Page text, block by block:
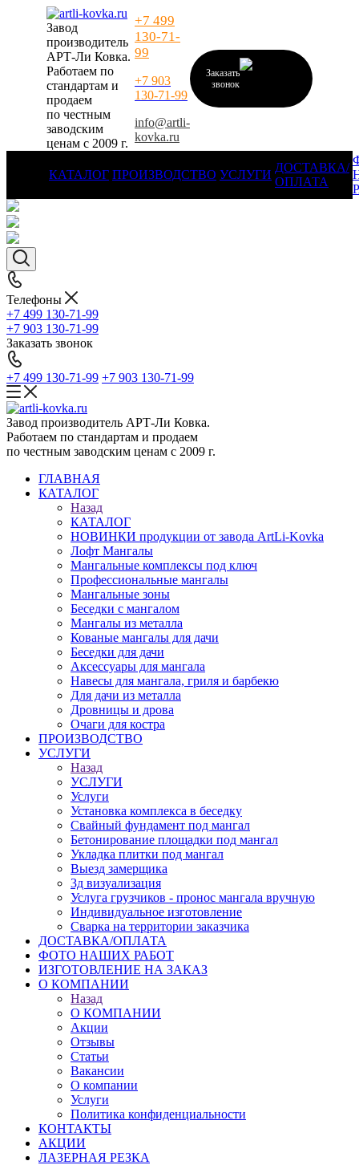
Завод
производитель
АРТ-Ли Ковка.
Работаем по
стандартам и
продаем
по честным
заводским
ценам с 2009 г.
+7 499
130-71-
99
+7 903
130-71-99
info@artli-
kovka.ru
Заказать
звонок
КАТАЛОГ ПРОИЗВОДСТВО УСЛУГИ
ДОСТАВКА/
ОПЛАТА
Телефоны
+7 499 130-71-99
+7 903 130-71-99
Заказать звонок
+7 499 130-71-99 +7 903 130-71-99
Завод производитель АРТ-Ли Ковка.
Работаем по стандартам и продаем
по честным заводским ценам с 2009 г.
ГЛАВНАЯ
КАТАЛОГ
Назад
КАТАЛОГ
НОВИНКИ продукции от завода ArtLi-Kovka
Лофт Мангалы
Мангальные комплексы под ключ
Профессиональные мангалы
Мангальные зоны
Беседки с мангалом
Мангалы из металла
Кованые мангалы для дачи
Беседки для дачи
Аксессуары для мангала
Навесы для мангала, гриля и барбекю
Для дачи из металла
Дровницы и дрова
Очаги для костра
ПРОИЗВОДСТВО
УСЛУГИ
Назад
УСЛУГИ
Услуги
Установка комплекса в беседку
Свайный фундамент под мангал
Бетонирование площадки под мангал
Укладка плитки под мангал
Выезд замерщика
3д визуализация
Услуга грузчиков - пронос мангала вручную
Индивидуальное изготовление
Сварка на территории заказчика
ДОСТАВКА/ОПЛАТА
ФОТО НАШИХ РАБОТ
ИЗГОТОВЛЕНИЕ НА ЗАКАЗ
О КОМПАНИИ
Назад
О КОМПАНИИ
Акции
Отзывы
Статьи
Вакансии
О компании
Услуги
Политика конфиденциальности
КОНТАКТЫ
АКЦИИ
ЛАЗЕРНАЯ РЕЗКА